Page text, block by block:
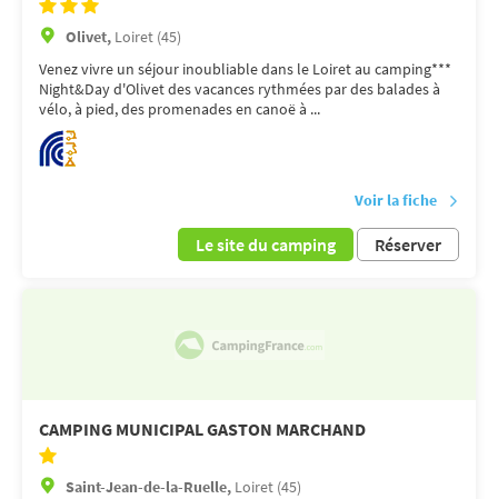
Olivet, Loiret (45)
Venez vivre un séjour inoubliable dans le Loiret au camping***
Night&Day d'Olivet des vacances rythmées par des balades à
vélo, à pied, des promenades en canoë à ...
Voir la fiche
Le site du camping Réserver
CAMPING MUNICIPAL GASTON MARCHAND
Saint-Jean-de-la-Ruelle, Loiret (45)